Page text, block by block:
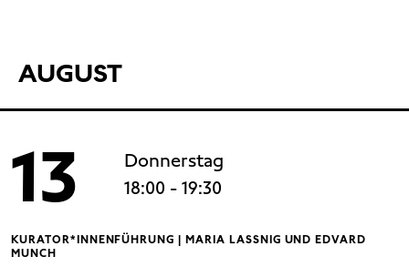
AUGUST
13
Donnerstag
18:00 - 19:30
KURATOR*INNENFÜHRUNG | MARIA LASSNIG UND EDVARD
MUNCH